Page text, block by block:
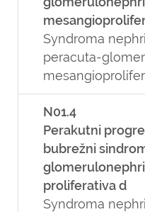
Syndroma
peracuta-
N01.4
Perakutni
bubrežni
proliferativa d
Syndroma